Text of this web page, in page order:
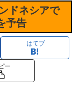
ドネシアで
予告
はてブ
ー